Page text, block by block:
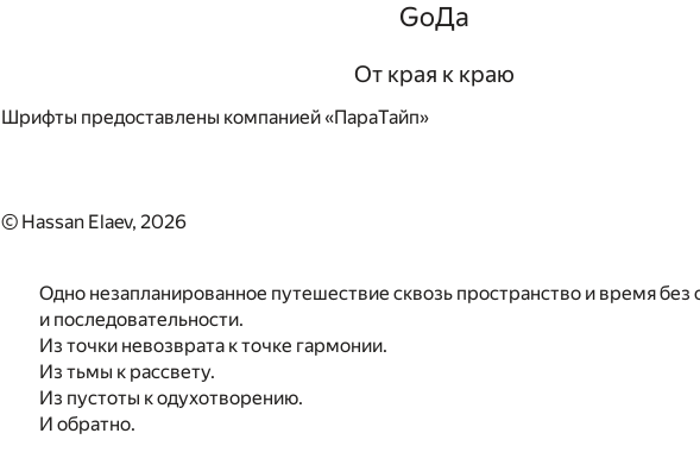
GоДа
От края к краю
Шрифты предоставлены компанией «ПараТайп»
© Hassan Elaev, 2026
Одно незапланированное путешествие сквозь пространство и время без
и последовательности.
Из точки невозврата к точке гармонии.
Из тьмы к рассвету.
Из пустоты к одухотворению.
И обратно.